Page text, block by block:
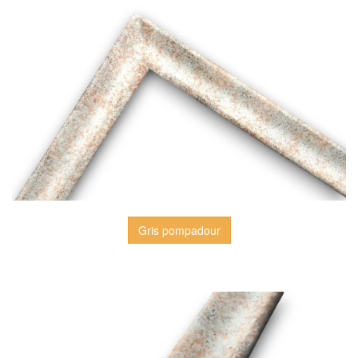
Gris pompadour